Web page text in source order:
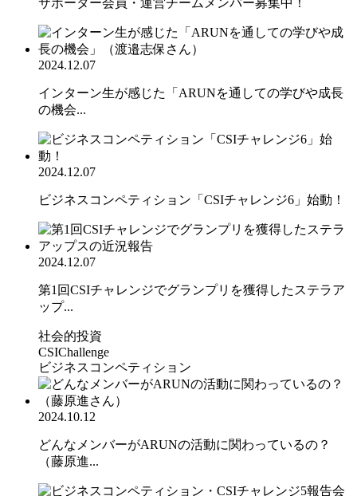
2024.12.07
インターン生が感じた「ARUNを通しての学びや成長
の機会...
2024.12.07
ビジネスコンペティション「CSIチャレンジ6」始動！
2024.12.07
第1回CSIチャレンジでグランプリを獲得したステラア
ップ...
社会的投資
CSIChallenge
ビジネスコンペティション
2024.10.12
どんなメンバーがARUNの活動に関わっているの？
（藤原進...